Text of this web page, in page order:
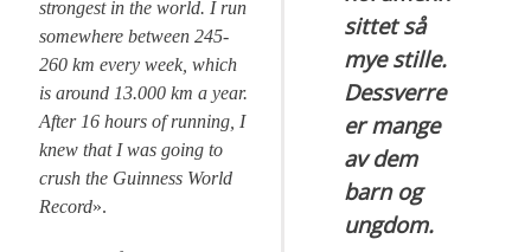
sittet så
mye stille.
Dessverre
er mange
av dem
barn og
ungdom.
strongest in the world. I run
somewhere between 245-
260 km every week, which
is around 13.000 km a year.
After 16 hours of running, I
knew that I was going to
crush the Guinness World
Record».